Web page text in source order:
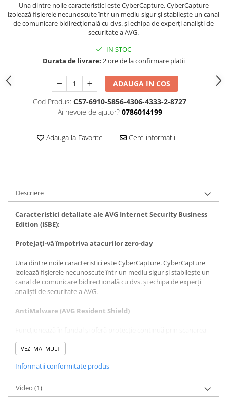
Una dintre noile caracteristici este CyberCapture. CyberCapture
izolează fișierele necunoscute într-un mediu sigur și stabilește un canal
de comunicare bidirecțională cu dvs. și echipa de experți analiști de
securitate a AVG.
IN STOC
Durata de livrare: 2 ore de la confirmare platii
ADAUGA IN COS
Cod Produs: C57-6910-5856-4306-4333-2-8727
Ai nevoie de ajutor? 0786014199
Adauga la Favorite Cere informatii
Descriere
Caracteristici detaliate ale AVG Internet Security Business
Edition (ISBE):
Protejați-vă împotriva atacurilor zero-day
Una dintre noile caracteristici este CyberCapture. CyberCapture
izolează fișierele necunoscute într-un mediu sigur și stabilește un
canal de comunicare bidirecțională cu dvs. și echipa de experți
analiști de securitate a AVG.
AntiMalware (AVG Resident Shield)
fișierelor de sistem și ajută la detectarea, eliminarea și prevenirea
răspândirii virușilor, viermilor sau troienilor.
AVG Anti-Spyware
Ajută la protejarea identității clientului dvs. împotriva
programelor spyware și adware care urmăresc informațiile
VEZI MAI MULT
Informatii conformitate produs
Video (1)